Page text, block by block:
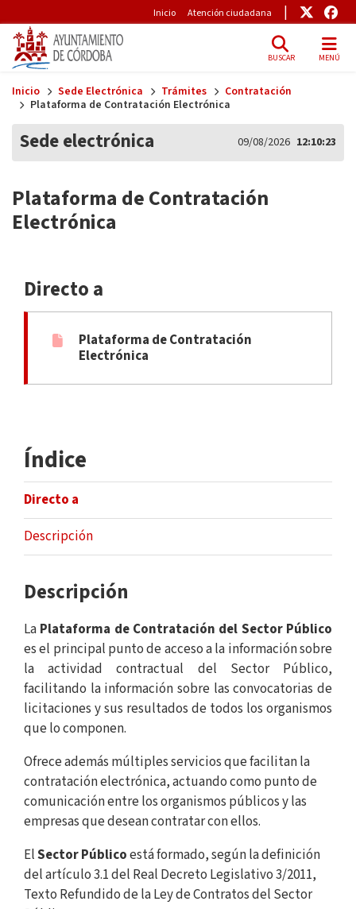
Pre-Header
Inicio Atención ciudadana Enlace
BUSCAR MENÚ
Inicio Sede Electrónica Trámites
Contratación
Plataforma de Contratación Electrónica
Sede electrónica 09/08/2026 12:10:23
Plataforma de Contratación
Electrónica
Directo a
Plataforma de Contratación
Electrónica
Índice
Directo a
Descripción
Descripción
La Plataforma de Contratación del Sector Público
es el principal punto de acceso a la información sobre
la actividad contractual del Sector Público,
facilitando la información sobre las convocatorias de
licitaciones y sus resultados de todos los organismos
que lo componen.
Ofrece además múltiples servicios que facilitan la
contratación electrónica, actuando como punto de
comunicación entre los organismos públicos y las
empresas que desean contratar con ellos.
ElSector Públicoestá formado, según la definición
del artículo 3.1 del Real Decreto Legislativo 3/2011,
Texto Refundido de la Ley de Contratos del Sector